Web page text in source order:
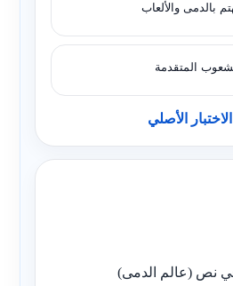
بالدمى والألعاب
المتقدمة
الأصلي
نص (عالم الدمى)